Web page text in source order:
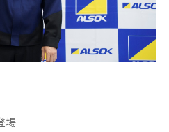
場